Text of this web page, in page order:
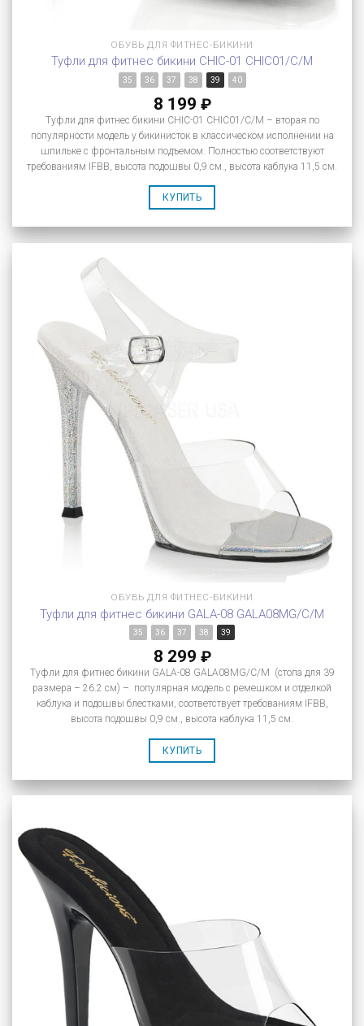
ОБУВЬ ДЛЯ ФИТНЕС-БИКИНИ
Туфли для фитнес бикини CHIC-01 CHIC01/C/M
35 36 37 38 39 40
8 199 ₽
Туфли для фитнес бикини CHIC-01 CHIC01/C/M – вторая по
популярности модель у бикинисток в классическом исполнении на
шпильке с фронтальным подъемом. Полностью соответствуют
требованиям IFBB, высота подошвы 0,9 см., высота каблука 11,5 см.
КУПИТЬ
ОБУВЬ ДЛЯ ФИТНЕС-БИКИНИ
Туфли для фитнес бикини GALA-08 GALA08MG/C/M
35 36 37 38 39
8 299 ₽
Туфли для фитнес бикини GALA-08 GALA08MG/C/M (стопа для 39
размера – 26.2 см) – популярная модель с ремешком и отделкой
каблука и подошвы блестками, соответствует требованиям IFBB,
высота подошвы 0,9 см., высота каблука 11,5 см.
КУПИТЬ